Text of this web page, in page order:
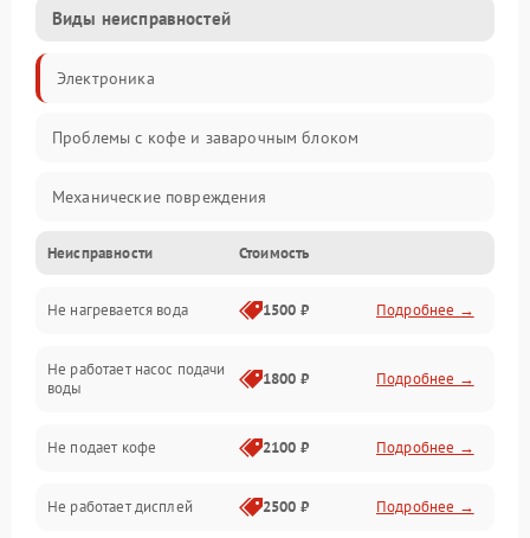
Виды неисправностей
Электроника
Проблемы с кофе и заварочным блоком
Механические повреждения
Прочие неисправности
Включение и работа
Проблемы с водой
Неисправности Стоимость
Не нагревается вода 1500 ₽ Подробнее →
Не работает насос подачи
воды
1800 ₽ Подробнее →
Не подает кофе 2100 ₽ Подробнее →
Не работает дисплей 2500 ₽ Подробнее →